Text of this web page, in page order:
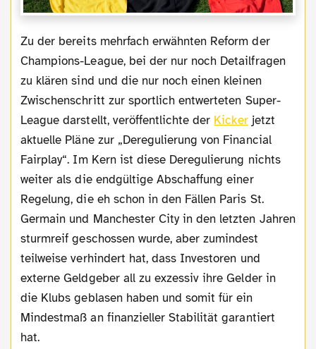
Zu der bereits mehrfach erwähnten Reform der
Champions-League, bei der nur noch Detailfragen
zu klären sind und die nur noch einen kleinen
Zwischenschritt zur sportlich entwerteten Super-
League darstellt, veröffentlichte der Kickerjetzt
aktuelle Pläne zur „Deregulierung von Financial
Fairplay“. Im Kern ist diese Deregulierung nichts
weiter als die endgültige Abschaffung einer
Regelung, die eh schon in den Fällen Paris St.
Germain und Manchester City in den letzten Jahren
sturmreif geschossen wurde, aber zumindest
teilweise verhindert hat, dass Investoren und
externe Geldgeber all zu exzessiv ihre Gelder in
die Klubs geblasen haben und somit für ein
Mindestmaß an finanzieller Stabilität garantiert
hat.